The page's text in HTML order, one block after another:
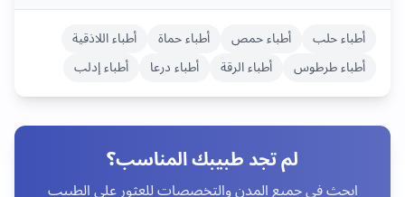
أطباءحلب أطباءحمص أطباءحماة أطباءاللاذقية
أطباءطرطوس أطباءالرقة أطباءدرعا أطباءإدلب
لم تجد طبيبك المناسب؟
ابحث في جميع المدن والتخصصات للعثور على الطبيب